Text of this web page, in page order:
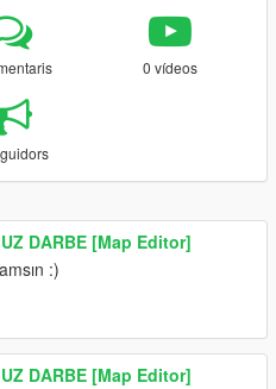
0 vídeos
DARBE [Map Editor]
:)
DARBE [Map Editor]